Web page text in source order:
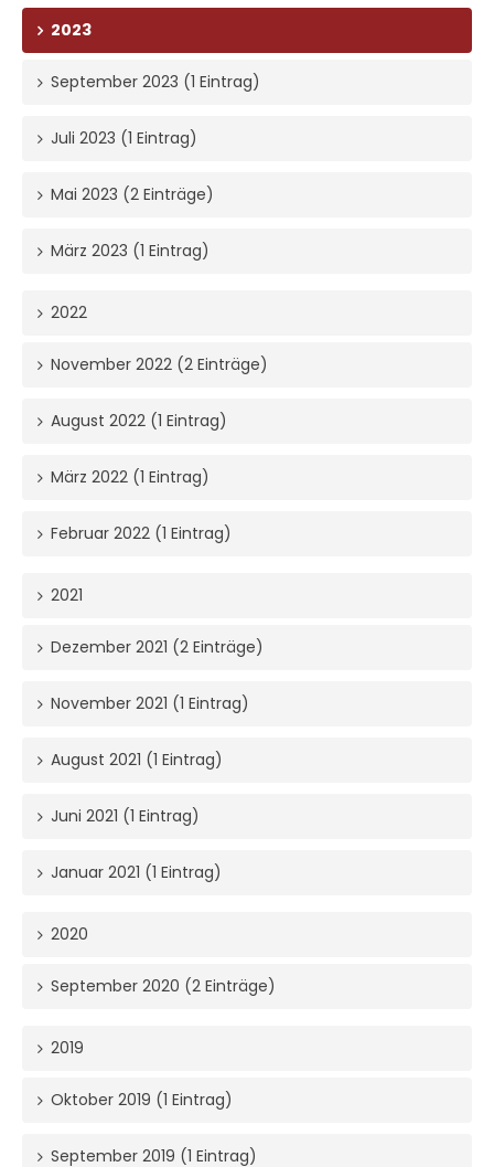
2023
September 2023 (1 Eintrag)
Juli 2023 (1 Eintrag)
Mai 2023 (2 Einträge)
März 2023 (1 Eintrag)
2022
November 2022 (2 Einträge)
August 2022 (1 Eintrag)
März 2022 (1 Eintrag)
Februar 2022 (1 Eintrag)
2021
Dezember 2021 (2 Einträge)
November 2021 (1 Eintrag)
August 2021 (1 Eintrag)
Juni 2021 (1 Eintrag)
Januar 2021 (1 Eintrag)
2020
September 2020 (2 Einträge)
2019
Oktober 2019 (1 Eintrag)
September 2019 (1 Eintrag)